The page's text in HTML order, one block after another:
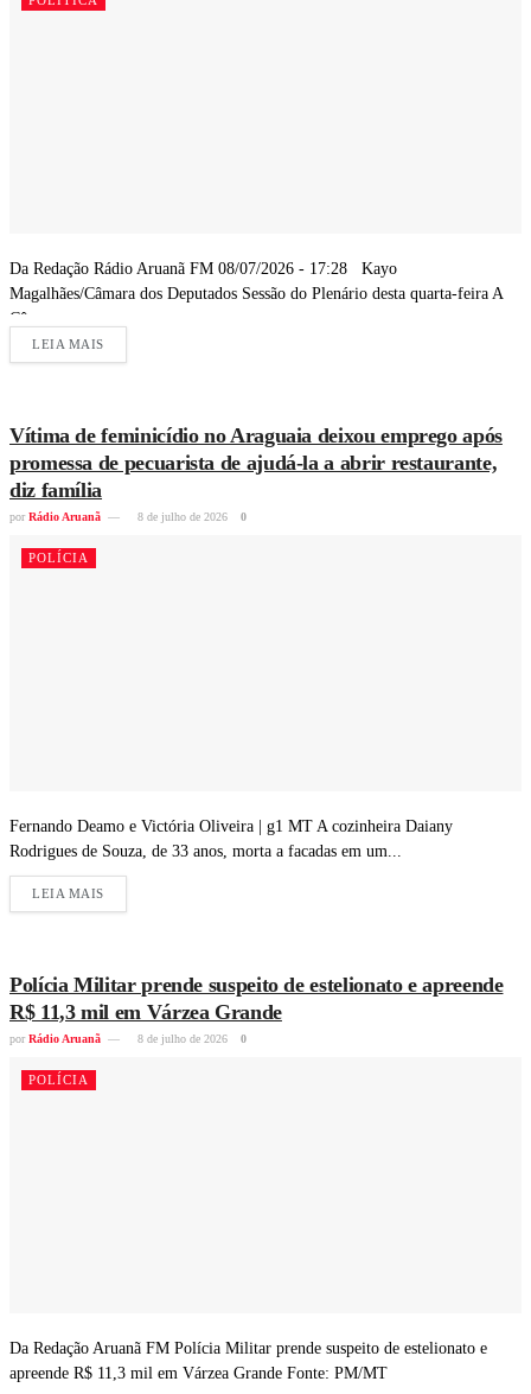
Da Redação Rádio Aruanã FM 08/07/2026 - 17:28 Kayo
Magalhães/Câmara dos Deputados Sessão do Plenário desta quarta-feira A
Câmara...
LEIA MAIS
Vítima de feminicídio no Araguaia deixou emprego após
promessa de pecuarista de ajudá-la a abrir restaurante,
diz família
por Rádio Aruanã 8 de julho de 2026 0
POLÍCIA
Fernando Deamo e Victória Oliveira | g1 MT A cozinheira Daiany
Rodrigues de Souza, de 33 anos, morta a facadas em um...
LEIA MAIS
Polícia Militar prende suspeito de estelionato e apreende
R$ 11,3 mil em Várzea Grande
por Rádio Aruanã 8 de julho de 2026 0
POLÍCIA
Da Redação Aruanã FM Polícia Militar prende suspeito de estelionato e
apreende R$ 11,3 mil em Várzea Grande Fonte: PM/MT